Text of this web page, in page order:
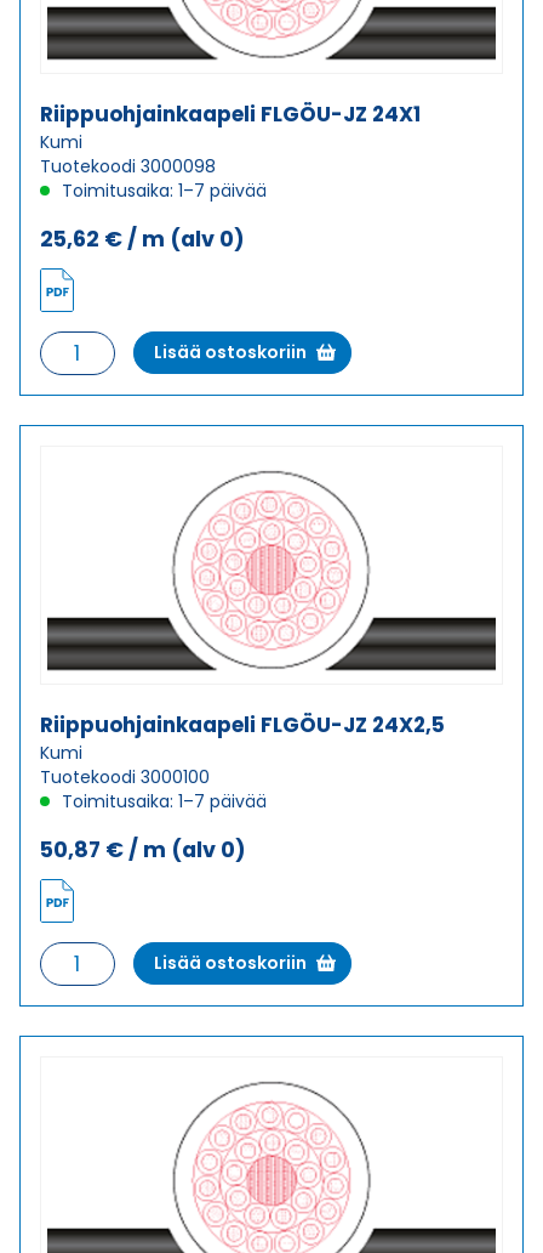
Riippuohjainkaapeli FLGÖU-JZ 24X1
Kumi
Tuotekoodi 3000098
Toimitusaika: 1–7 päivää
25,62 € / m (alv 0)
Riippuohjainkaapeli
FLGÖU-
JZ
Lisää ostoskoriin
Riippuohjainkaapeli FLGÖU-JZ 24X2,5
Kumi
Tuotekoodi 3000100
Toimitusaika: 1–7 päivää
50,87 € / m (alv 0)
Riippuohjainkaapeli
FLGÖU-
JZ
Lisää ostoskoriin